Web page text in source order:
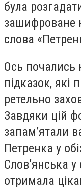
була
зашифроване
слова
Ось почались
підказок, які
ретельно
Завдяки цій
запам’ятали
Петренка у
Слов’янська
отримала